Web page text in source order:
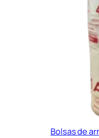
Bolsas de